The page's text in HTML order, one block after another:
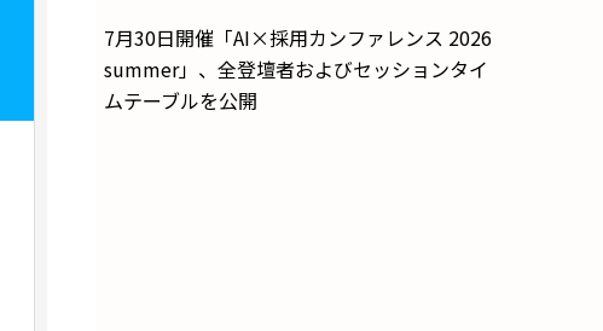
7月30日開催「AI×採用カンファレンス 2026
summer」、全登壇者およびセッションタイ
ムテーブルを公開